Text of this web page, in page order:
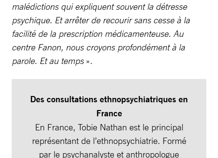
malédictions qui expliquent souvent la détresse
psychique. Et arrêter de recourir sans cesse à la
facilité de la prescription médicamenteuse. Au
centre Fanon, nous croyons profondément à la
parole. Et au temps».
Des consultations ethnopsychiatriques en
France
En France, Tobie Nathan est le principal
représentant de l’ethnopsychiatrie. Formé
par le psychanalyste et anthropologue